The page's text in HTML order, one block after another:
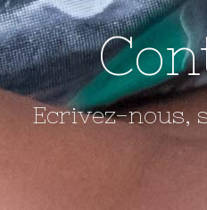
Ecrivez-nous,